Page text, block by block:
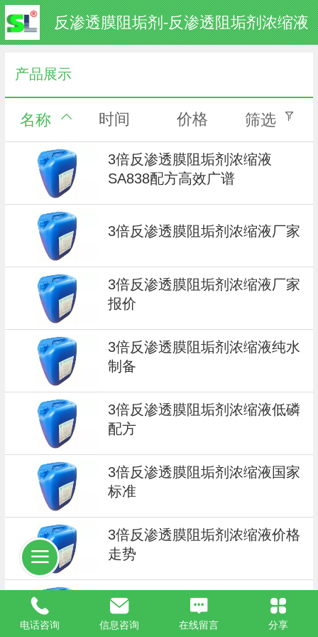
反渗透膜阻垢剂-反渗透阻垢剂浓缩液
产品展示
名称 时间 价格 筛选
3倍反渗透膜阻垢剂浓缩液
SA838配方高效广谱
3倍反渗透膜阻垢剂浓缩液厂家
3倍反渗透膜阻垢剂浓缩液厂家
报价
3倍反渗透膜阻垢剂浓缩液纯水
制备
3倍反渗透膜阻垢剂浓缩液低磷
配方
3倍反渗透膜阻垢剂浓缩液国家
标准
3倍反渗透膜阻垢剂浓缩液价格
走势
3倍反渗透膜阻垢剂浓缩液进口
品质
电话咨询 信息咨询 在线留言 分享